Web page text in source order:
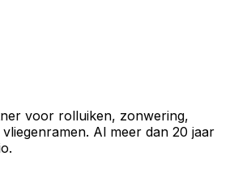
voor rolluiken, zonwering,
Al meer dan 20 jaar